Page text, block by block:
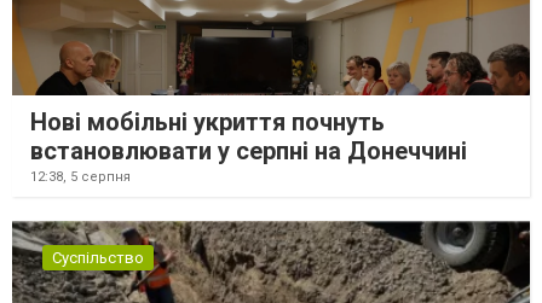
Нові мобільні укриття почнуть
встановлювати у серпні на Донеччині
12:38, 5 серпня
Суспільство